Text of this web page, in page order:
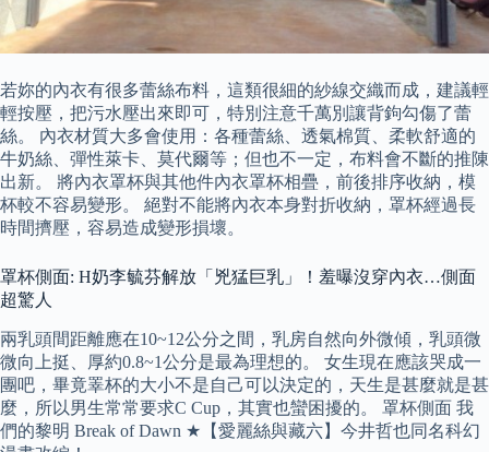
若妳的內衣有很多蕾絲布料，這類很細的紗線交織而成，建議輕
輕按壓，把污水壓出來即可，特別注意千萬別讓背鉤勾傷了蕾
絲。 內衣材質大多會使用：各種蕾絲、透氣棉質、柔軟舒適的
牛奶絲、彈性萊卡、莫代爾等；但也不一定，布料會不斷的推陳
出新。 將內衣罩杯與其他件內衣罩杯相疊，前後排序收納，模
杯較不容易變形。 絕對不能將內衣本身對折收納，罩杯經過長
時間擠壓，容易造成變形損壞。
罩杯側面: H奶李毓芬解放「兇猛巨乳」！羞曝沒穿內衣…側面
超驚人
兩乳頭間距離應在10~12公分之間，乳房自然向外微傾，乳頭微
微向上挺、厚約0.8~1公分是最為理想的。 女生現在應該哭成一
團吧，畢竟睪杯的大小不是自己可以決定的，天生是甚麼就是甚
麼，所以男生常常要求C Cup，其實也蠻困擾的。 罩杯側面 我
們的黎明 Break of Dawn ★【愛麗絲與藏六】今井哲也同名科幻